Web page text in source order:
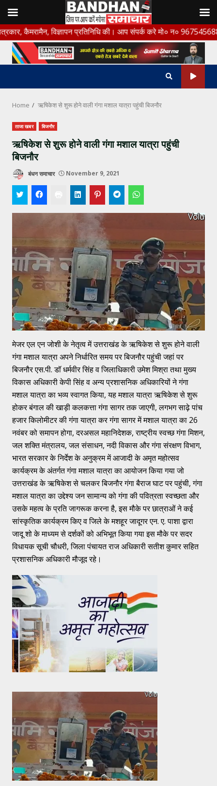
Skip
to
content
विज्ञापन प्रतिनिधि की। आप संपर्क करे मो० न० 9675456888
Home ऋषिकेश से शुरू होने वाली गंगा मशाल यात्रा पहुंची बिजनौर
ताजा खबर बिजनौर
ऋषिकेश से शुरू होने वाली गंगा मशाल यात्रा पहुंची
बिजनौर
बंधन समाचार November 9, 2021
मेजर एल एन जोशी के नेतृत्व में उत्तराखंड के ऋषिकेश से शुरू होने वाली
गंगा मशाल यात्रा अपने निर्धारित समय पर बिजनौर पहुंची जहां पर
बिजनौर एस.पी. डॉ धर्मवीर सिंह व जिलाधिकारी उमेश मिश्रा तथा मुख्य
विकास अधिकारी केपी सिंह व अन्य प्रशासनिक अधिकारियों ने गंगा
मशाल यात्रा का भव्य स्वागत किया, यह मशाल यात्रा ऋषिकेश से शुरू
होकर बंगाल की खाड़ी कलकत्ता गंगा सागर तक जाएगी, लगभग साढ़े पांच
हजार किलोमीटर की गंगा यात्रा कर गंगा सागर में मशाल यात्रा का 26
नवंबर को समापन होगा, दरअसल महानिदेशक, राष्ट्रीय स्वच्छ गंगा मिशन,
जल शक्ति मंत्रालय, जल संसाधन, नदी विकास और गंगा संरक्षण विभाग,
भारत सरकार के निर्देश के अनुक्रम में आजादी के अमृत महोत्सव
कार्यक्रम के अंतर्गत गंगा मशाल यात्रा का आयोजन किया गया जो
उत्तराखंड के ऋषिकेश से चलकर बिजनौर गंगा बैराज घाट पर पहुंची, गंगा
मशाल यात्रा का उद्देश्य जन सामान्य को गंगा की पवित्रता स्वच्छता और
उसके महत्व के प्रति जागरूक करना है, इस मौके पर छात्राओं ने कई
सांस्कृतिक कार्यक्रम किए व जिले के मशहूर जादूगर एन. ए. पाशा द्वारा
जादू शो के माध्यम से दर्शकों को अभिभूत किया गया इस मौके पर सदर
विधायक सूची चौधरी, जिला पंचायत राज अधिकारी सतीश कुमार सहित
प्रशासनिक अधिकारी मौजूद रहे।